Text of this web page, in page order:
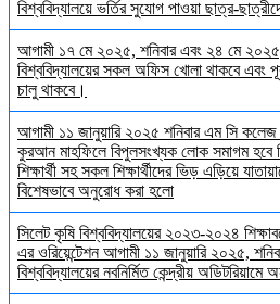
বিশ্ববিদ্যালয়ে ভর্তির সুযোগ পাওয়া ছাত্র-
আগামী ১৭ মে ২০২৫, শনিবার এবং ২৪ মে ২০২৫,
বিশ্ববিদ্যালয়ের সকল অফিস খোলা থাকবে এবং পূর্ব
চালু থাকবে।
আগামী ১১ জানুয়ারি ২০২৫ শনিবার এম সি
কুরআন মাহফিলে বিপুলসংখ্যক লোক সমাগম হবে
শিক্ষার্থী সহ সকল শিক্ষার্থীদের ভিড় এড়িয়ে
বিশেষভাবে অনুরোধ করা হলো
সিলেট কৃষি বিশ্ববিদ্যালয়ের ২০২৩-২০২৪
এর ওরিয়েন্টেশন আগামী ১১ জানুয়ারি ২০২৫,
বিশ্ববিদ্যালয়ের নবনির্মিত কেন্দ্রীয় অডিটরিয়ামে